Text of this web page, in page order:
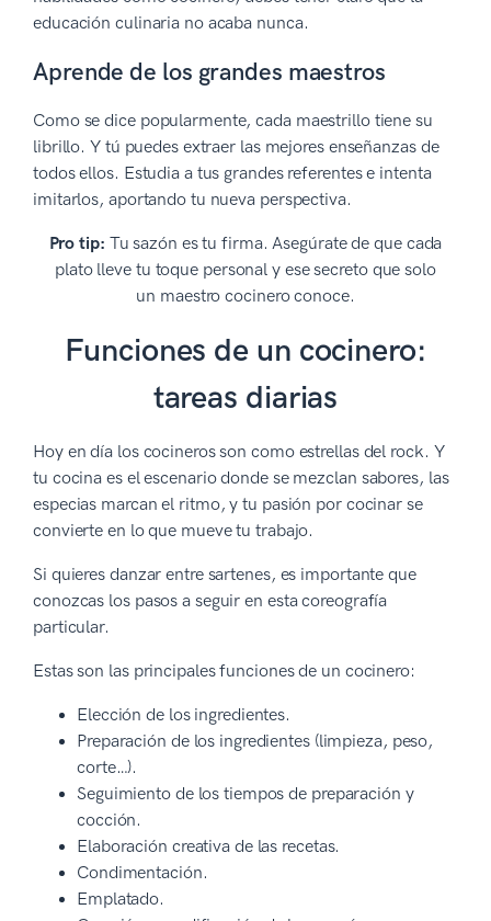
educación culinaria no acaba nunca.
Aprende de los grandes maestros
Como se dice popularmente, cada maestrillo tiene su
librillo. Y tú puedes extraer las mejores enseñanzas de
todos ellos. Estudia a tus grandes referentes e intenta
imitarlos, aportando tu nueva perspectiva.
Pro tip: Tu sazón es tu firma. Asegúrate de que cada
plato lleve tu toque personal y ese secreto que solo
un maestro cocinero conoce.
Funciones de un cocinero:
tareas diarias
Hoy en día los cocineros son como estrellas del rock. Y
tu cocina es el escenario donde se mezclan sabores, las
especias marcan el ritmo, y tu pasión por cocinar se
convierte en lo que mueve tu trabajo.
Si quieres danzar entre sartenes, es importante que
conozcas los pasos a seguir en esta coreografía
particular.
Estas son las principales funciones de un cocinero:
Elección de los ingredientes.
Preparación de los ingredientes (limpieza, peso,
corte…).
Seguimiento de los tiempos de preparación y
cocción.
Elaboración creativa de las recetas.
Condimentación.
Emplatado.